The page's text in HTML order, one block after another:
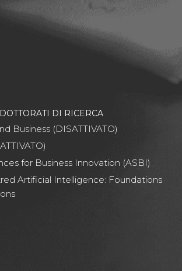
DOTTORATI DI RICERCA
Business (DISATTIVATO)
for Business Innovation (ASBI)
Artificial Intelligence: Foundations